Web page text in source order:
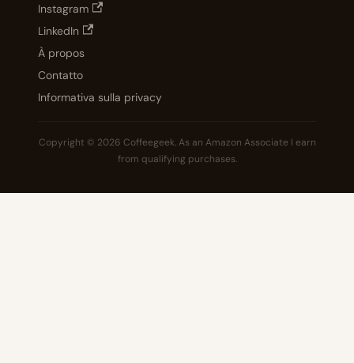
Instagram
LinkedIn
À propos
Contatto
Informativa sulla privacy
Copyright © 2026 Coffeegeek. As an Amazon Associate I earn
from qualifying purchases.